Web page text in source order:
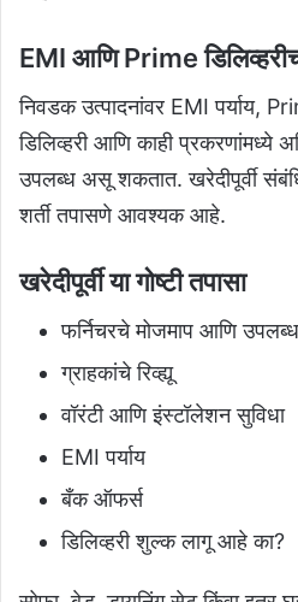
EMI आणि Prime
निवडक उत्पादनांवर EMI पर्याय,
डिलिव्हरी आणि काही प्रकरणांमध्ये
उपलब्ध असू शकतात. खरेदीपूर्वी
शर्ती तपासणे आवश्यक आहे.
खरेदीपूर्वी या गोष्टी तपासा
फर्निचरचे मोजमाप आणि
ग्राहकांचे रिव्ह्यू
वॉरंटी आणि इंस्टॉलेशन सुविधा
EMI पर्याय
बँक ऑफर्स
डिलिव्हरी शुल्क लागू आहे का?